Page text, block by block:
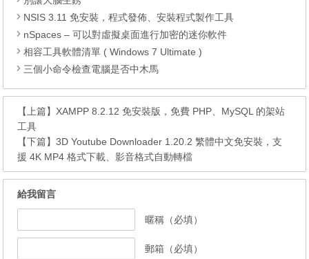
NSIS 3.11 免安裝，程式發佈、安裝程式製作工具
nSpaces – 可以對虛擬桌面進行加密的迷你軟件
相容工具軟體清單 ( Windows 7 Ultimate )
三個小命令檢查電腦是否中木馬
【上篇】 XAMPP 8.2.12 免安裝版，免費 PHP、MySQL 的架站
工具
【下篇】3D Youtube Downloader 1.20.2 繁體中文免安裝，支
援 4K MP4 格式下載、影音格式自動轉檔
給我留言
暱稱（必填）
郵箱（必填）